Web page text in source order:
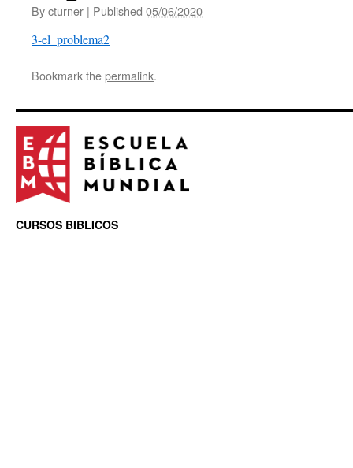
Bycturner | Published 05/06/2020
3-el_problema2
Bookmark thepermalink.
CURSOS BIBLICOS